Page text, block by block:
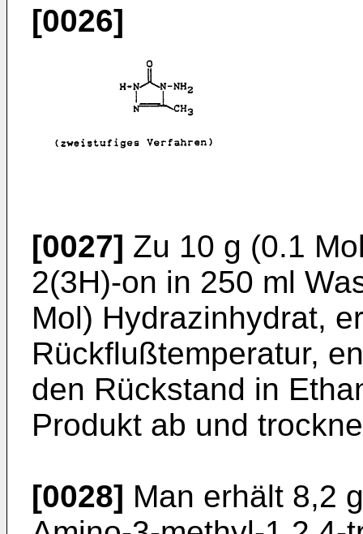
[0026]
[0027] Zu 10 g (0.1
2(3H)-on in 250 ml
Mol) Hydrazinhydrat,
Rückflußtemperatur,
den Rückstand in
Produkt ab und
[0028] Man erhält 8,2